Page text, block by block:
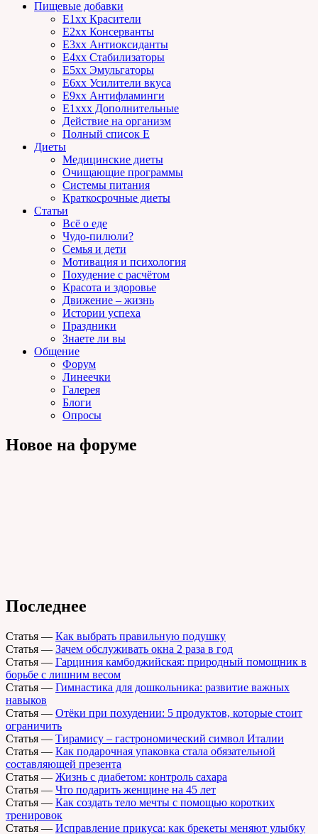
Пищевые добавки
E1xx Красители
E2xx Консерванты
E3xx Антиоксиданты
E4xx Стабилизаторы
E5xx Эмульгаторы
E6xx Усилители вкуса
E9xx Антифламинги
E1xxx Дополнительные
Действие на организм
Полный список E
Диеты
Медицинские диеты
Очищающие программы
Системы питания
Краткосрочные диеты
Статьи
Всё о еде
Чудо-пилюли?
Семья и дети
Мотивация и психология
Похудение с расчётом
Красота и здоровье
Движение – жизнь
Истории успеха
Праздники
Знаете ли вы
Общение
Форум
Линеечки
Галерея
Блоги
Опросы
Новое на форуме
Последнее
Статья — Как выбрать правильную подушку
Статья — Зачем обслуживать окна 2 раза в год
Статья — Гарциния камбоджийская: природный помощник в
борьбе с лишним весом
Статья — Гимнастика для дошкольника: развитие важных
навыков
Статья — Отёки при похудении: 5 продуктов, которые стоит
ограничить
Статья — Тирамису – гастрономический символ Италии
Статья — Как подарочная упаковка стала обязательной
составляющей презента
Статья — Жизнь с диабетом: контроль сахара
Статья — Что подарить женщине на 45 лет
Статья — Как создать тело мечты с помощью коротких
тренировок
Статья — Исправление прикуса: как брекеты меняют улыбку